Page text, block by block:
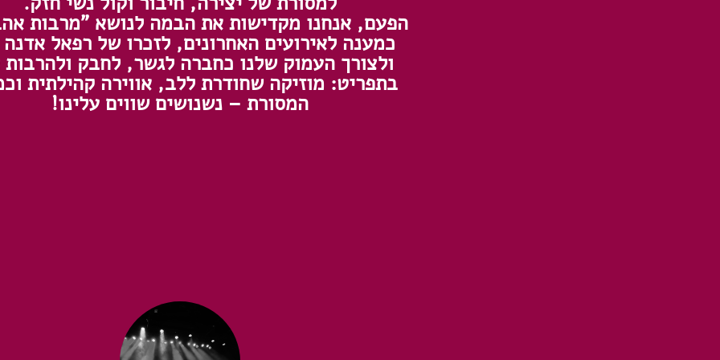
הפעם, אנחנו מקדישות את הבמה לנושא "מרבות
כמענה לאירועים האחרונים, לזכרו של רפאל
ולצורך העמוק שלנו כחברה לגשר, לחבק ולהרבות
בתפריט: מוזיקה שחודרת ללב, אווירה קהילתית
המסורת – נשנושים שווים עלינו!